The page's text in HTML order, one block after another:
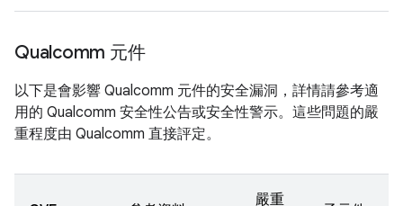
Qualcomm 元件
以下是會影響 Qualcomm 元件的安全漏洞，詳情請參考適
用的 Qualcomm 安全性公告或安全性警示。這些問題的嚴
重程度由 Qualcomm 直接評定。
嚴重